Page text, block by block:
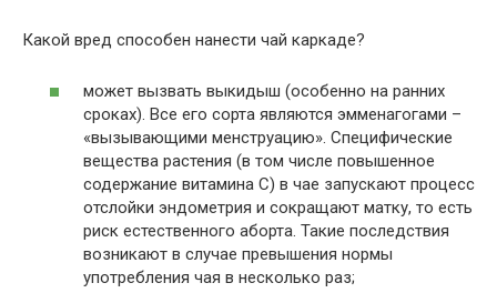
Какой вред способен нанести чай каркаде?
может вызвать выкидыш (особенно на ранних
сроках). Все его сорта являются эмменагогами –
«вызывающими менструацию». Специфические
вещества растения (в том числе повышенное
содержание витамина C) в чае запускают процесс
отслойки эндометрия и сокращают матку, то есть
риск естественного аборта. Такие последствия
возникают в случае превышения нормы
употребления чая в несколько раз;